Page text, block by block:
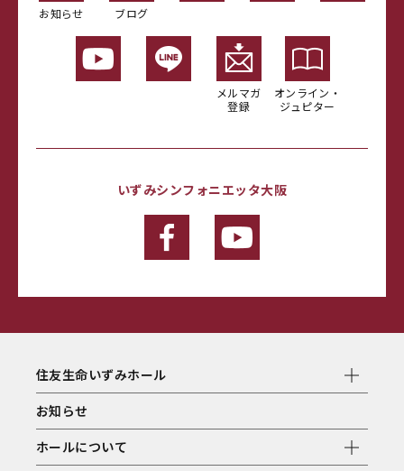
お知らせ ブログ
メルマガ
登録
オンライン・
ジュピター
いずみシンフォニエッタ大阪
住友生命いずみホール
お知らせ
ホールについて